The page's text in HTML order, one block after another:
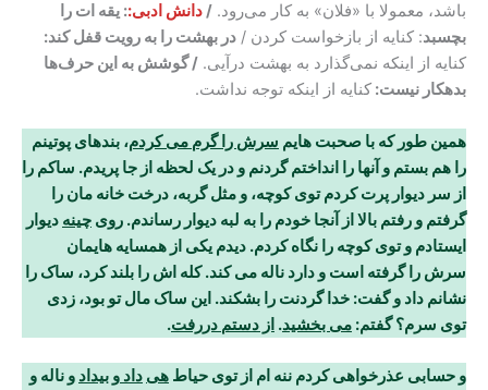
باشد، معمولا با «فلان» به کار می‌رود. /دانش ادبی:: یقه ات را
بچسبد: کنایه از بازخواست کردن / در بهشت را به رویت قفل کند:
کنایه از اینکه نمی‌گذارد به بهشت درآیی. / گوشش به این حرف‌ها
بدهکار نیست: کنایه از اینکه توجه نداشت.
همین طور که با صحبت هایم سرش را گرم می کردم، بندهای پوتینم
را هم بستم و آنها را انداختم گردنم و در یک لحظه از جا پریدم. ساکم را
از سر دیوار پرت کردم توی کوچه، و مثل گربه، درخت خانه مان را
گرفتم و رفتم بالا از آنجا خودم را به لبه دیوار رساندم. روی چینه دیوار
ایستادم و توی کوچه را نگاه کردم. دیدم یکی از همسایه هایمان
سرش را گرفته است و دارد ناله می کند. کله اش را بلند کرد، ساک را
نشانم داد و گفت: خدا گردنت را بشکند. این ساک مال تو بود، زدی
توی سرم؟ گفتم: می بخشید. از دستم دررفت.
و حسابی عذرخواهی کردم ننه ام از توی حیاط هی داد و بیداد و ناله و